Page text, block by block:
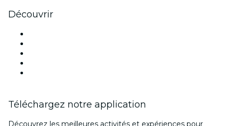
Découvrir
Téléchargez notre application
Découvrez les meilleures activités et expériences pour